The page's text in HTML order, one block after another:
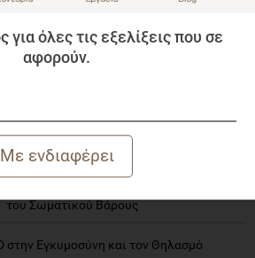
Συμπληρωμάτων Κουρκουμίνης
Μια Τυχαιοποιημένη Κλινική Δοκιμή
των Συμπληρωμάτων
στην Εγκυμοσύνη
του Σωματικού Βάρους
στην Εγκυμοσύνη και τον Θηλασμό
όλες τις εξελίξεις που σε
αφορούν.